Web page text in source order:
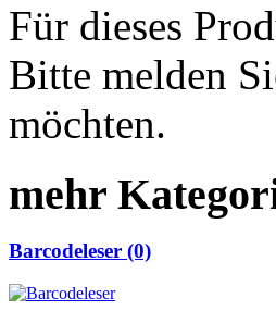
Für dieses
Bitte melden
möchten.
mehr
Barcodeleser (0)